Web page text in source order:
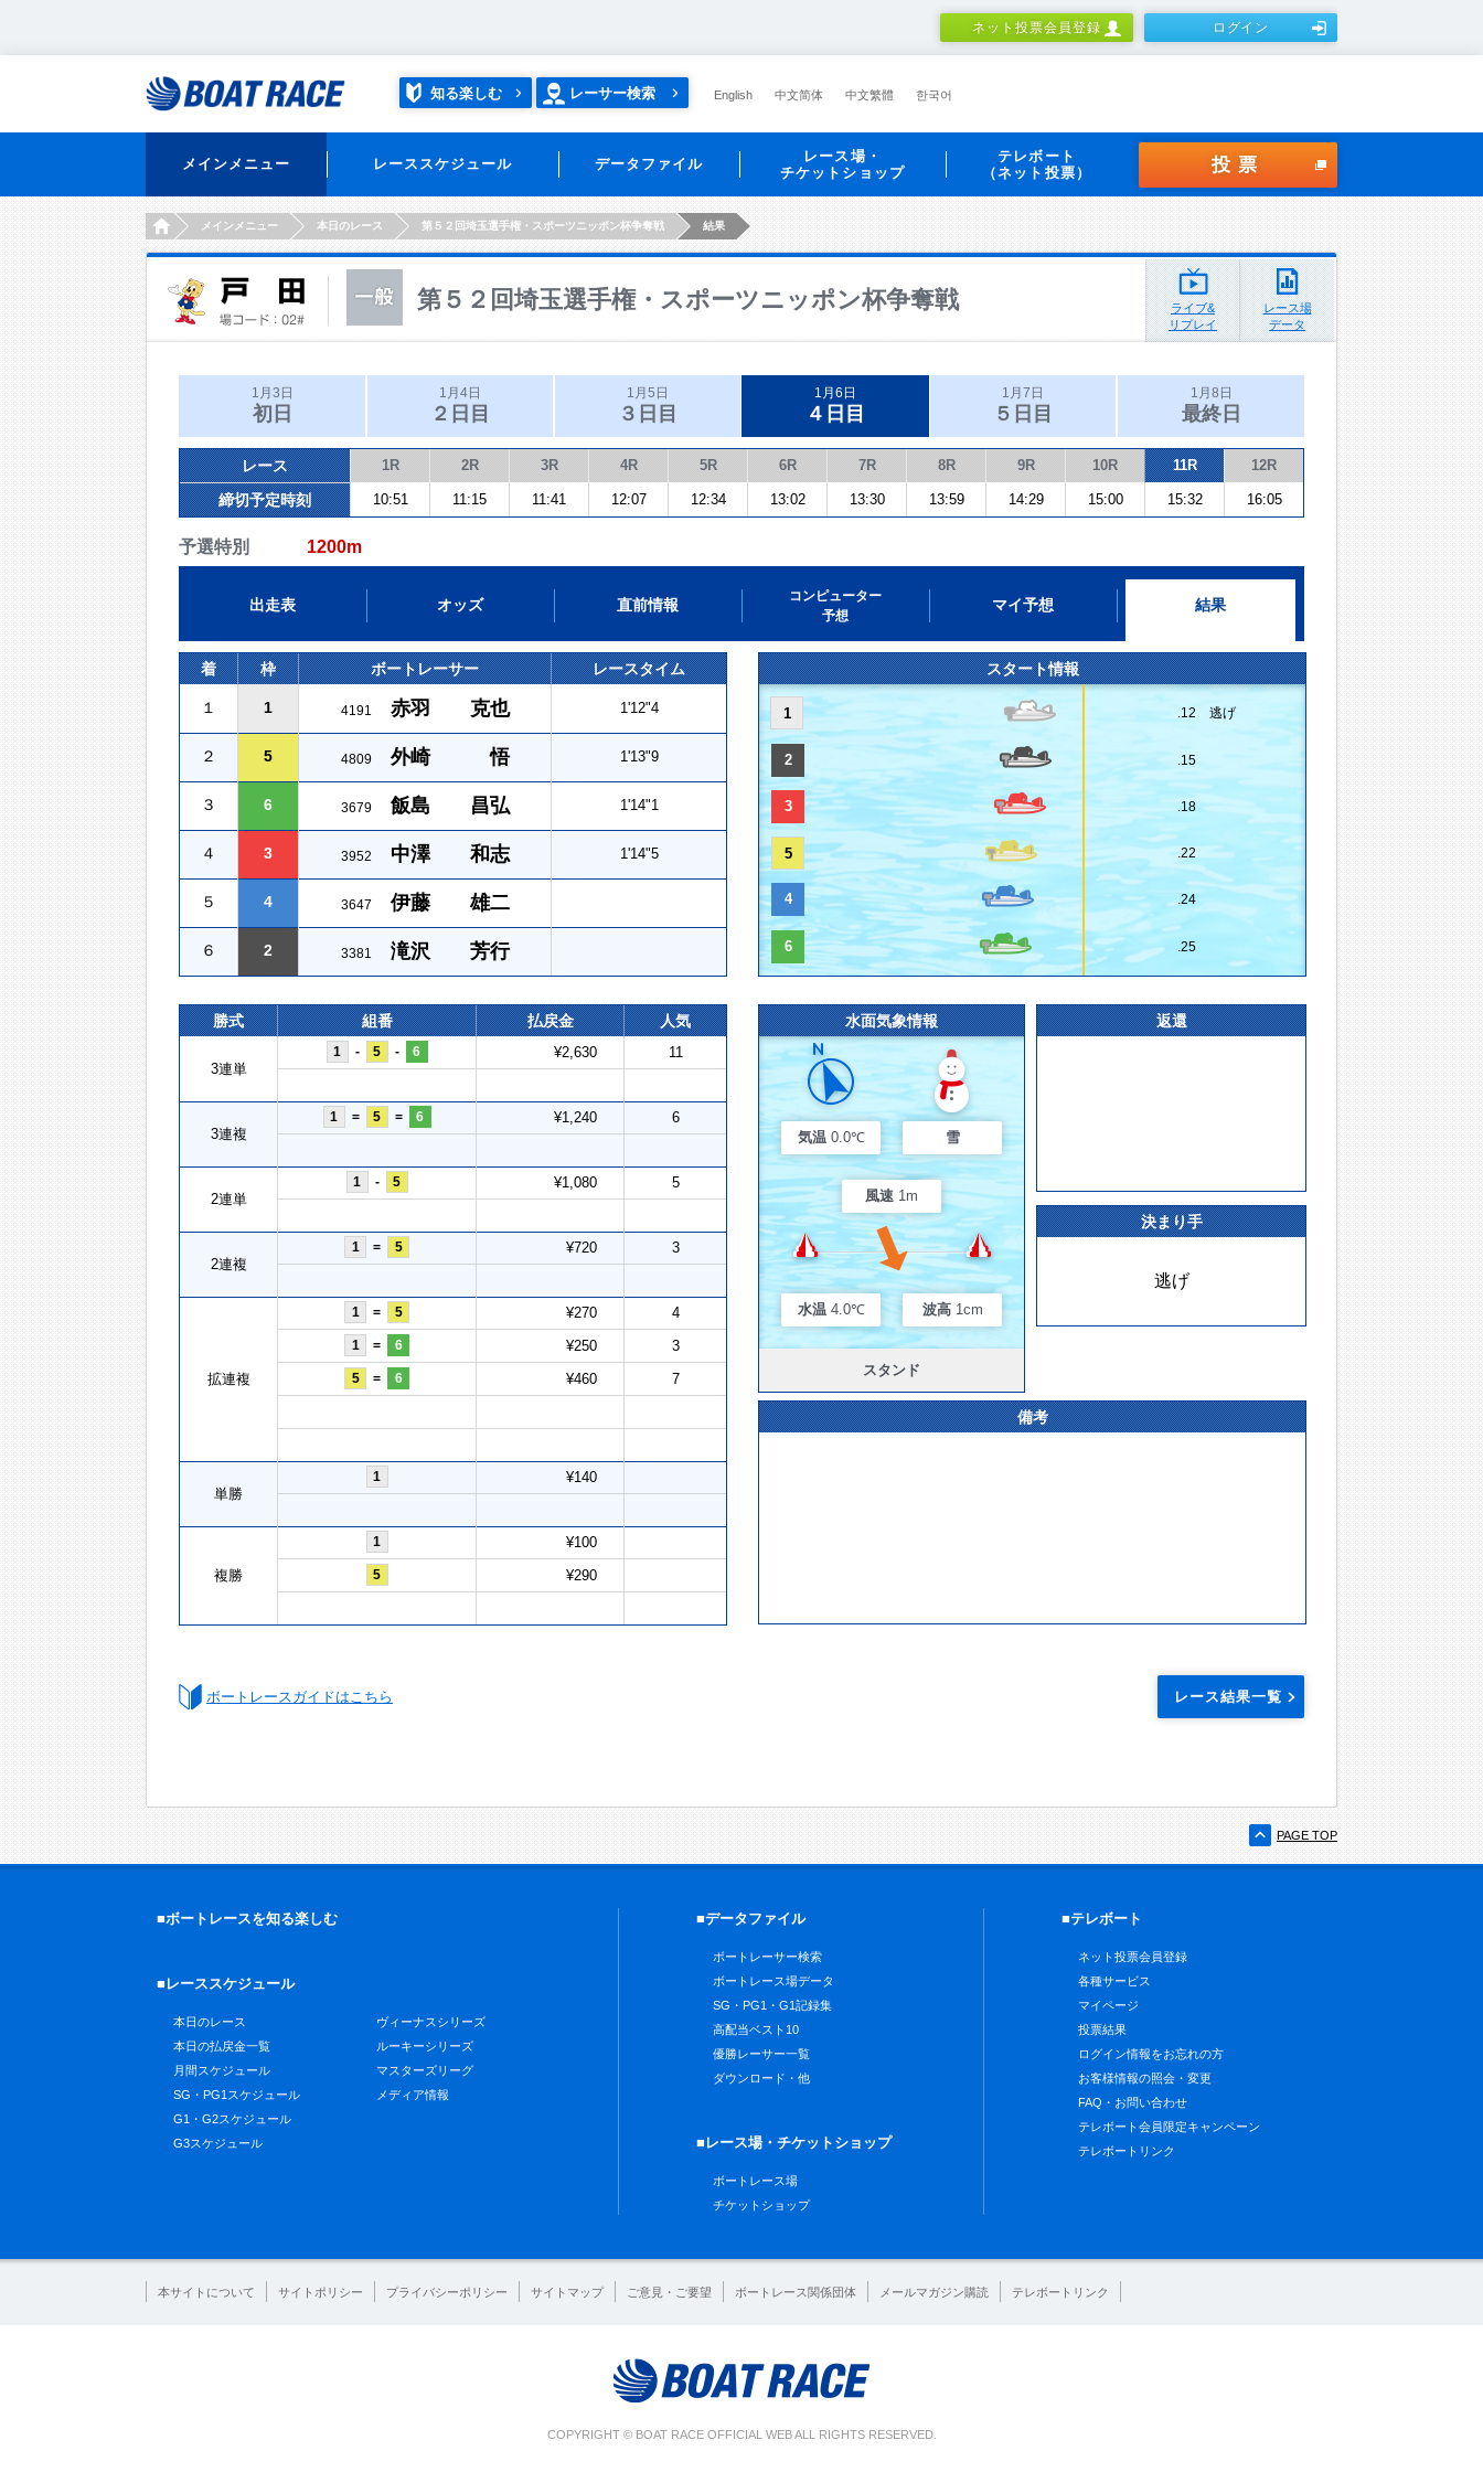
ネット投票会員登録 ログイン
知る楽しむ レーサー検索 English 中文简体 中文繁體 한국어
メインメニュー レーススケジュール データファイル
レース場・
チケットショップ
テレボート
（ネット投票）
投票
HOMEメインメニュー 本日のレース 第５２回埼玉選手権・スポーツニッポン杯争奪戦 結果
第５２回埼玉選手権・スポーツニッポン杯争奪戦
ライブ&
リプレイ
レース場
データ
1月3日
初日
1月4日
２日目
1月5日
３日目
1月6日
４日目
1月7日
５日目
1月8日
最終日
レース 1R 2R 3R 4R 5R 6R 7R 8R 9R 10R 11R 12R
締切予定時刻 10:51 11:15 11:41 12:07 12:34 13:02 13:30 13:59 14:29 15:00 15:32 16:05
予選特別 1200m
出走表 オッズ 直前情報
コンピューター
予想
マイ予想 結果
着 枠 ボートレーサー レースタイム
１ 1 4191 赤羽 克也 1'12"4
２ 5 4809 外崎 悟 1'13"9
３ 6 3679 飯島 昌弘 1'14"1
４ 3 3952 中澤 和志 1'14"5
５ 4 3647 伊藤 雄二
６ 2 3381 滝沢 芳行
スタート情報
1 .12 逃げ
2 .15
3 .18
5 .22
4 .24
6 .25
勝式 組番 払戻金 人気
3連単
1 - 5 - 6 ¥2,630 11
3連複
1 = 5 = 6 ¥1,240 6
2連単
1 - 5 ¥1,080 5
2連複
1 = 5 ¥720 3
拡連複
1 = 5 ¥270 4
1 = 6 ¥250 3
5 = 6 ¥460 7
単勝
1 ¥140
複勝
1 ¥100
5 ¥290
水面気象情報
気温 0.0℃ 雪
風速 1m
水温 4.0℃ 波高 1cm
スタンド
返還
決まり手
逃げ
備考
ボートレースガイドはこちら レース結果一覧
PAGE TOP
■ボートレースを知る楽しむ
■レーススケジュール
本日のレース
本日の払戻金一覧
月間スケジュール
SG・PG1スケジュール
G1・G2スケジュール
G3スケジュール
ヴィーナスシリーズ
ルーキーシリーズ
マスターズリーグ
メディア情報
■データファイル
ボートレーサー検索
ボートレース場データ
SG・PG1・G1記録集
高配当ベスト10
優勝レーサー一覧
ダウンロード・他
■レース場・チケットショップ
ボートレース場
チケットショップ
■テレボート
ネット投票会員登録
各種サービス
マイページ
投票結果
ログイン情報をお忘れの方
お客様情報の照会・変更
FAQ・お問い合わせ
テレボート会員限定キャンペーン
テレボートリンク
本サイトについて サイトポリシー プライバシーポリシー サイトマップ ご意見・ご要望 ボートレース関係団体 メールマガジン購読 テレボートリンク
COPYRIGHT © BOAT RACE OFFICIAL WEB ALL RIGHTS RESERVED.